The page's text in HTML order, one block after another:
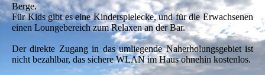
Berge.
Für Kids gibt es eine Kinderspielecke, und für die Erwachsenen
einen Loungebereich zum Relaxen an der Bar.
Der direkte Zugang in das umliegende Naherholungsgebiet ist
nicht bezahlbar, das sichere WLAN im Haus ohnehin kostenlos.